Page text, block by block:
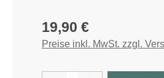
Regulärer Preis:
19,90 €
Preise inkl. MwSt. zzgl.